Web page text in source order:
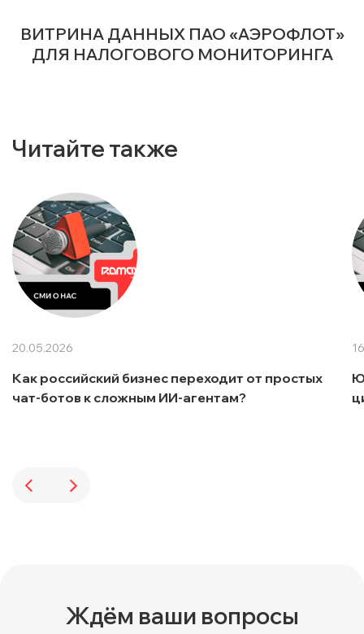
ВИТРИНА ДАННЫХ ПАО «АЭРОФЛОТ»
ДЛЯ НАЛОГОВОГО МОНИТОРИНГА
Читайте также
20.05.2026
Как российский бизнес переходит от простых
чат-ботов к сложным ИИ-агентам?
Ждём ваши вопросы